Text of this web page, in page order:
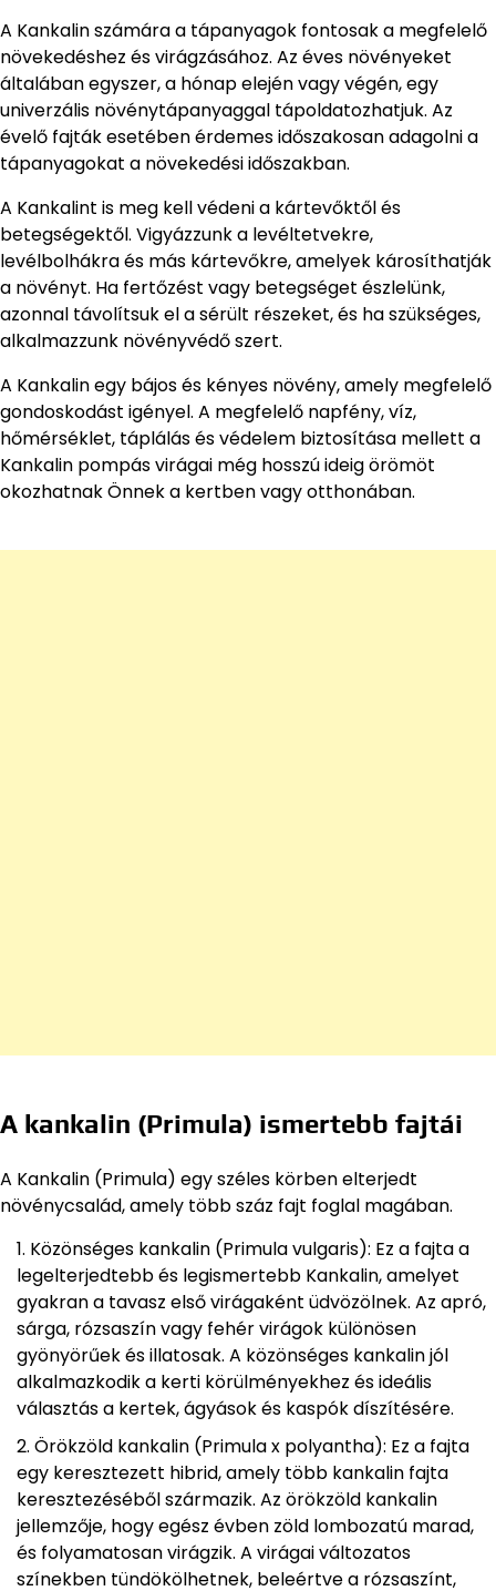
A Kankalin számára a tápanyagok fontosak a megfelelő
növekedéshez és virágzásához. Az éves növényeket
általában egyszer, a hónap elején vagy végén, egy
univerzális növénytápanyaggal tápoldatozhatjuk. Az
évelő fajták esetében érdemes időszakosan adagolni a
tápanyagokat a növekedési időszakban.
A Kankalint is meg kell védeni a kártevőktől és
betegségektől. Vigyázzunk a levéltetvekre,
levélbolhákra és más kártevőkre, amelyek károsíthatják
a növényt. Ha fertőzést vagy betegséget észlelünk,
azonnal távolítsuk el a sérült részeket, és ha szükséges,
alkalmazzunk növényvédő szert.
A Kankalin egy bájos és kényes növény, amely megfelelő
gondoskodást igényel. A megfelelő napfény, víz,
hőmérséklet, táplálás és védelem biztosítása mellett a
Kankalin pompás virágai még hosszú ideig örömöt
okozhatnak Önnek a kertben vagy otthonában.
A kankalin (Primula) ismertebb fajtái
A Kankalin (Primula) egy széles körben elterjedt
növénycsalád, amely több száz fajt foglal magában.
Közönséges kankalin (Primula vulgaris): Ez a fajta a
legelterjedtebb és legismertebb Kankalin, amelyet
gyakran a tavasz első virágaként üdvözölnek. Az apró,
sárga, rózsaszín vagy fehér virágok különösen
gyönyörűek és illatosak. A közönséges kankalin jól
alkalmazkodik a kerti körülményekhez és ideális
választás a kertek, ágyások és kaspók díszítésére.
Örökzöld kankalin (Primula x polyantha): Ez a fajta
egy keresztezett hibrid, amely több kankalin fajta
keresztezéséből származik. Az örökzöld kankalin
jellemzője, hogy egész évben zöld lombozatú marad,
és folyamatosan virágzik. A virágai változatos
színekben tündökölhetnek, beleértve a rózsaszínt,